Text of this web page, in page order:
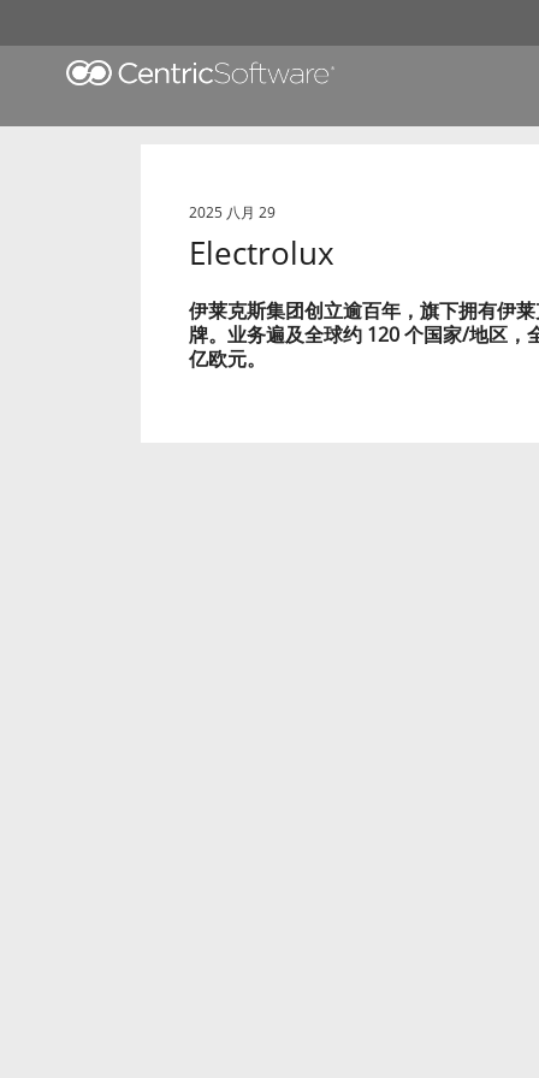
2025 八月 29
Electrolux
伊莱克斯集团创立逾百年，旗下拥有伊
牌。业务遍及全球约 120 个国家/地区，
亿欧元。